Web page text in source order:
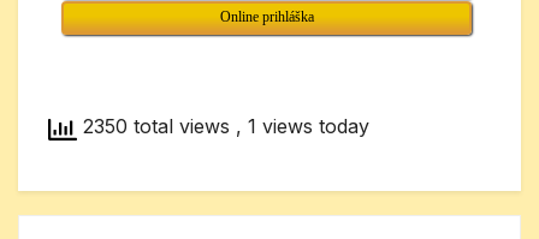
Online prihláška
2350 total views , 1 views today